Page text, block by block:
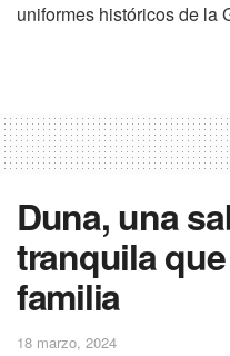
uniformes históricos de la
Duna, una
tranquila
familia
18 marzo, 2024